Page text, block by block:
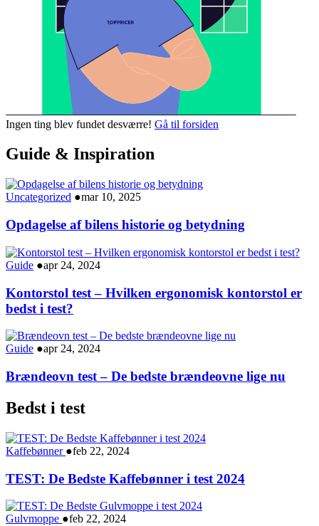
Ingen ting blev fundet desværre! Gå til forsiden
Guide & Inspiration
Uncategorized ●mar 10, 2025
Opdagelse af bilens historie og betydning
Guide ●apr 24, 2024
Kontorstol test – Hvilken ergonomisk kontorstol er
bedst i test?
Guide ●apr 24, 2024
Brændeovn test – De bedste brændeovne lige nu
Bedst i test
Kaffebønner ●feb 22, 2024
TEST: De Bedste Kaffebønner i test 2024
Gulvmoppe ●feb 22, 2024